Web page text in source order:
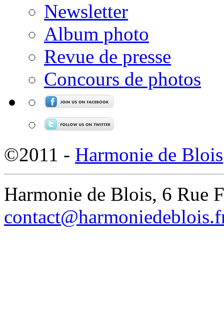
Newsletter
Album photo
Revue de presse
Concours de photos
©2011 - Harmonie de Blois
Harmonie de Blois, 6 Rue